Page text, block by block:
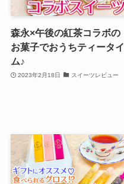
森永×午後の紅茶コラボの
お菓子でおうちティータイ
ム♪
2023年2月18日 スイーツレビュー